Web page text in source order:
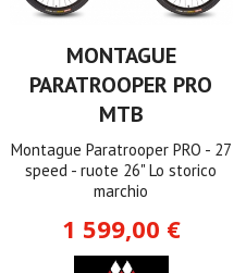
MONTAGUE
PARATROOPER PRO
MTB
Montague Paratrooper PRO - 27
speed - ruote 26" Lo storico
marchio
1 599,00 €